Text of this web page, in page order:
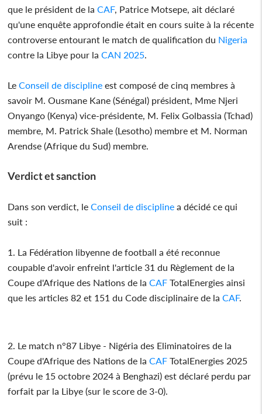
que le président de laCAF, Patrice Motsepe, ait déclaré
qu'une enquête approfondie était en cours suite à la récente
controverse entourant le match de qualification du Nigeria
contre la Libye pour la CAN 2025
Le Conseil de discipline est composé de cinq membres à
savoir M. Ousmane Kane (Sénégal) président, Mme Njeri
Onyango (Kenya) vice-présidente, M. Felix Golbassia (Tchad)
membre, M. Patrick Shale (Lesotho) membre et M. Norman
Arendse (Afrique du Sud) membre.
Verdict et sanction
Dans son verdict, le Conseil de discipline a décidé ce qui
suit :
1. La Fédération libyenne de football a été reconnue
coupable d'avoir enfreint l'article 31 du Règlement de la
Coupe d'Afrique des Nations de laCAF TotalEnergies ainsi
que les articles 82 et 151 du Code disciplinaire de laCAF.
2. Le match n°87 Libye - Nigéria des Eliminatoires de la
Coupe d'Afrique des Nations de laCAF TotalEnergies 2025
(prévu le 15 octobre 2024 à Benghazi) est déclaré perdu par
forfait par la Libye (sur le score de 3-0).